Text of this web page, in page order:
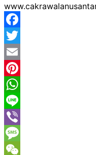
Facebook
Twitter
Email
Pinterest
WhatsApp
Line
Viber
Message